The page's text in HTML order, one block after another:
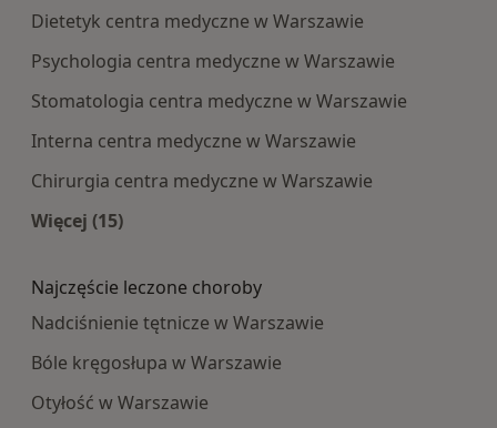
Dietetyk centra medyczne w Warszawie
Psychologia centra medyczne w Warszawie
Stomatologia centra medyczne w Warszawie
Interna centra medyczne w Warszawie
Chirurgia centra medyczne w Warszawie
Więcej (15)
Najczęście leczone choroby
Nadciśnienie tętnicze w Warszawie
Bóle kręgosłupa w Warszawie
Otyłość w Warszawie